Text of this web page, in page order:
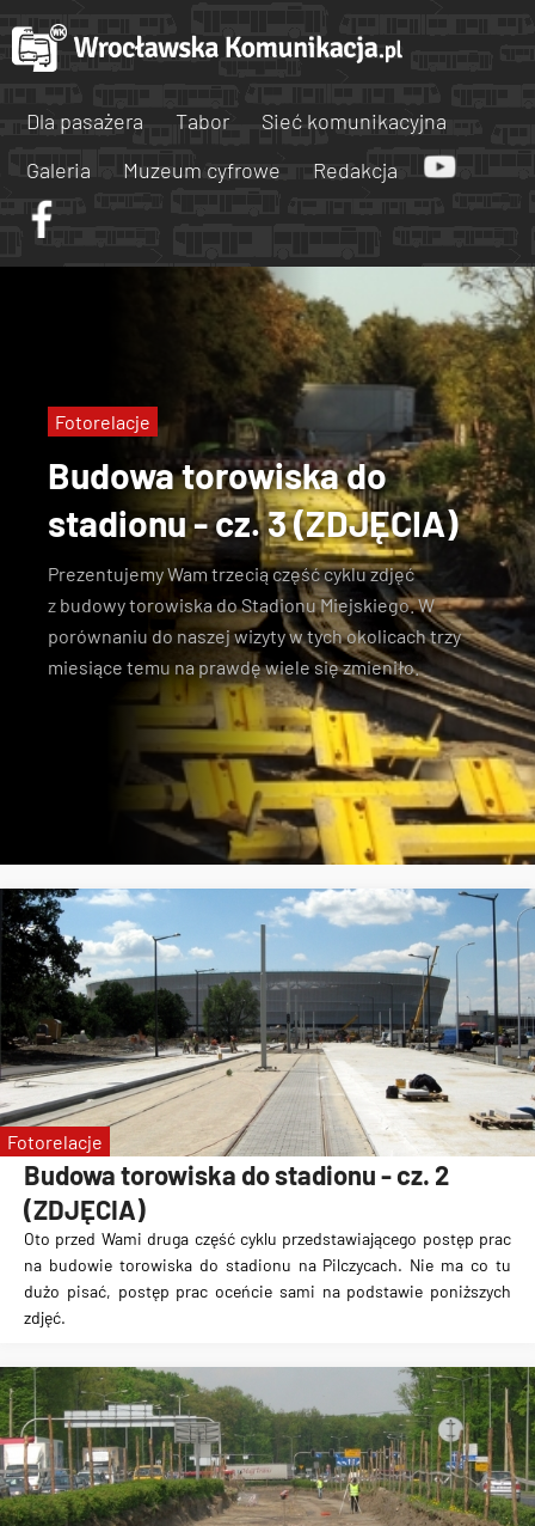
Dla pasażera Tabor
Sieć komunikacyjna
Galeria
Muzeum cyfrowe Redakcja
Budowa torowiska do
stadionu - cz. 3 (ZDJĘCIA)
Prezentujemy Wam trzecią część cyklu zdjęć
z budowy torowiska do Stadionu Miejskiego. W
porównaniu do naszej wizyty w tych okolicach trzy
miesiące temu na prawdę wiele się zmieniło.
Fotorelacje
Budowa torowiska do stadionu - cz. 2
(ZDJĘCIA)
Oto przed Wami druga część cyklu przedstawiającego postęp prac
na budowie torowiska do stadionu na Pilczycach. Nie ma co tu
dużo pisać, postęp prac oceńcie sami na podstawie poniższych
zdjęć.
Fotorelacje